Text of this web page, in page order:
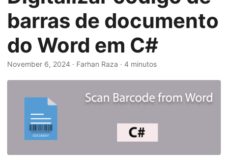
n
v
e
g
barras de documento
do Word em C#
November 6, 2024 ‎ · Farhan Raza · 4 minutos